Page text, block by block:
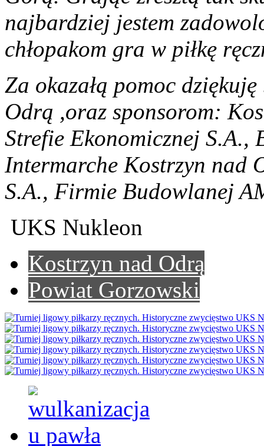
najbardziej jestem
chłopakom gra w piłkę
Za okazałą pomoc
Odrą ,oraz sponsorom:
Strefie Ekonomicznej
Intermarche Kostrzyn nad
S.A., Firmie Budowlanej
UKS Nukleon
Kostrzyn nad Odrą
Powiat Gorzowski